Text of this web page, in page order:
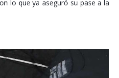
lo que ya aseguró su pase a la